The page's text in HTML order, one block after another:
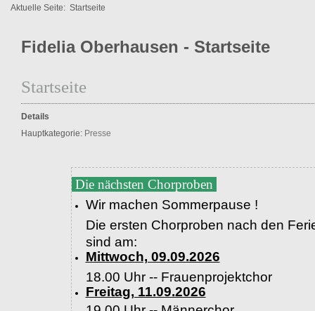
Aktuelle Seite: Startseite
Fidelia Oberhausen - Startseite
Startseite
Details
Hauptkategorie: Presse
Die nächsten Chorproben
Wir machen Sommerpause !
Die ersten Chorproben nach den
sind am:
Mittwoch, 09.09.2026
18.00 Uhr -- Frauenprojektchor
Freitag, 11.09.2026